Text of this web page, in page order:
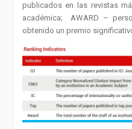
publicados en las revistas
académica;AWARD –
obtenido un premio